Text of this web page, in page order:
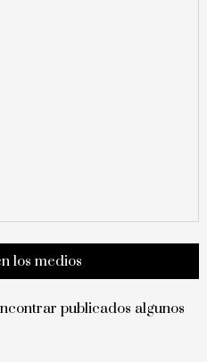
los medios
publicados algunos